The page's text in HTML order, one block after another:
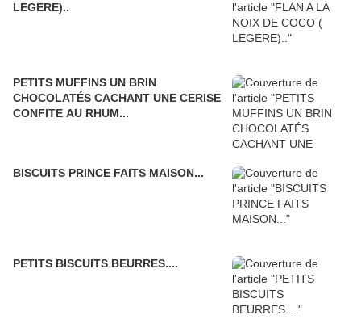
LEGERE)..
PETITS MUFFINS UN BRIN
CHOCOLATÉS CACHANT UNE CERISE
CONFITE AU RHUM...
BISCUITS PRINCE FAITS MAISON...
PETITS BISCUITS BEURRES....